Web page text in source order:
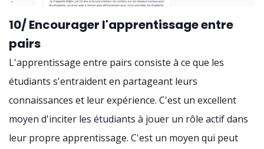
10/ Encourager l'apprentissage entre
pairs
L'apprentissage entre pairs consiste à ce que les
étudiants s'entraident en partageant leurs
connaissances et leur expérience. C'est un excellent
moyen d'inciter les étudiants à jouer un rôle actif dans
leur propre apprentissage. C'est un moyen qui peut